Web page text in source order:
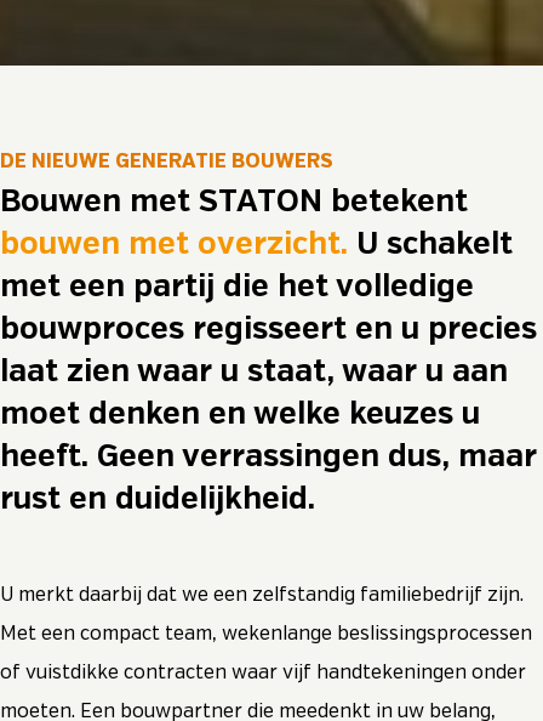
DE NIEUWE GENERATIE BOUWERS
Bouwen met STATON betekent
bouwen met overzicht. U schakelt
met een partij die het volledige
bouwproces regisseert en u precies
laat zien waar u staat, waar u aan
moet denken en welke keuzes u
heeft. Geen verrassingen dus, maar
rust en duidelijkheid.
U merkt daarbij dat we een zelfstandig familiebedrijf zijn.
Met een compact team, wekenlange beslissingsprocessen
of vuistdikke contracten waar vijf handtekeningen onder
moeten. Een bouwpartner die meedenkt in uw belang,